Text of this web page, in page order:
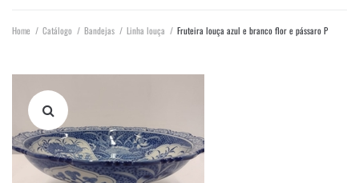
Home / Catálogo / Bandejas / Linha louça / Fruteira louça azul e branco flor e pássaro P